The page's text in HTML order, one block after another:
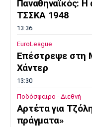
Παναθηναϊκός: Η
ΤΣΣΚΑ 1948
13:36
EuroLeague
Επέστρεψε στη
Χάντερ
13:30
Ποδόσφαιρο - Διεθνή
Αρτέτα για
πράγματα»